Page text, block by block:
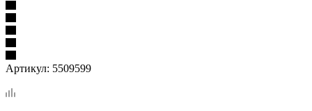
Артикул: 5509599